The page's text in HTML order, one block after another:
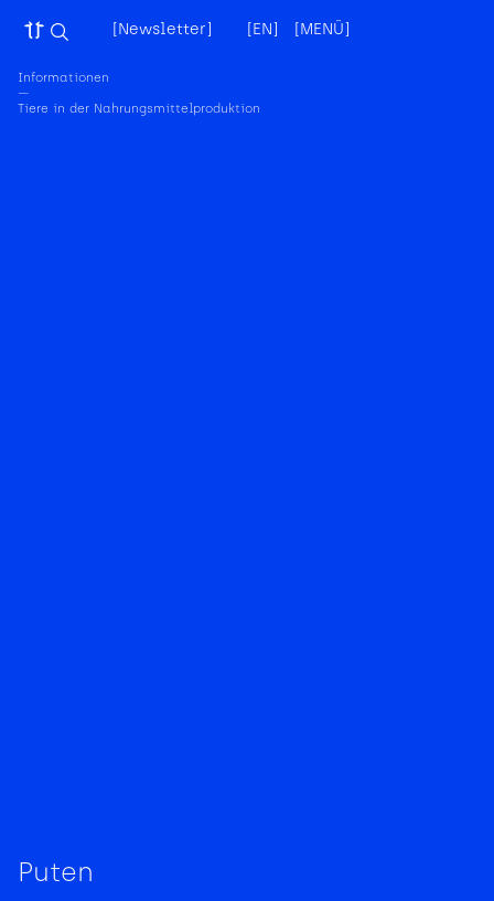
[Newsletter] [EN] [MENÜ]
Informationen
—
Tiere in der Nahrungsmittelproduktion
Puten